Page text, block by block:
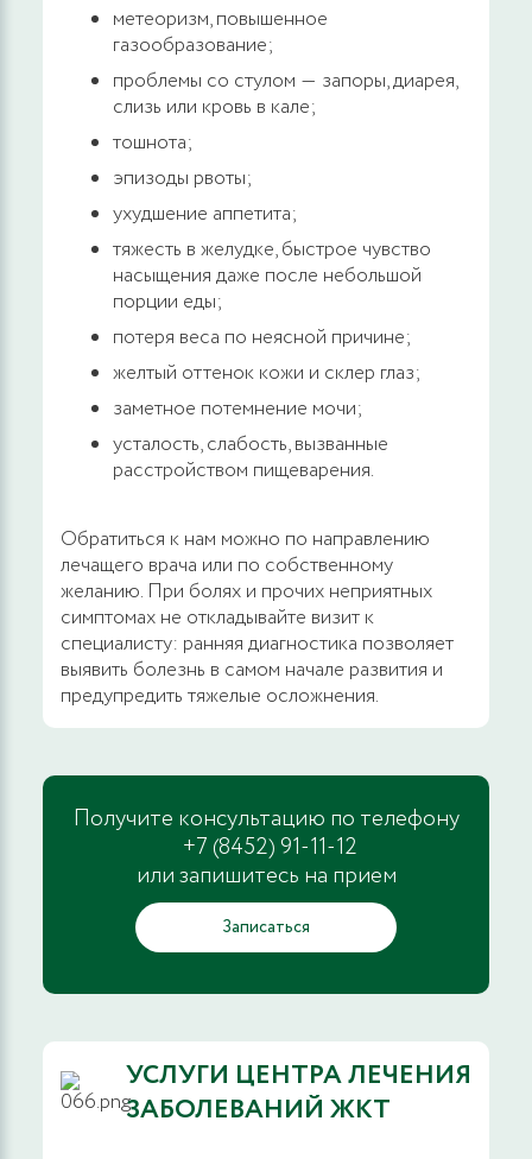
Аноскопия
1600 руб.
ЗАПИСАТЬСЯ
Ректоскопия
2300 руб.
Ректороманоскопия
2700 руб.
ЗАПИСАТЬСЯ
Плазмотерапия 1 процедура
6200 руб.
ЗАПИСАТЬСЯ
Биопсия прямой кишки с помощью
видеоэндоскопических технологий
4000 руб.
ЗАПИСАТЬСЯ
Биопсия ануса и перианальной области
Удаление копролита
1900 руб.
ЗАПИСАТЬСЯ
Удаление папиллом, кондилом
Удаление папиллом, кондилом
радиоволновым методом, более 3 элементов
метеоризм, повышенное
газообразование;
проблемы со стулом ― запоры, диарея,
слизь или кровь в кале;
тошнота;
эпизоды рвоты;
ухудшение аппетита;
тяжесть в желудке, быстрое чувство
насыщения даже после небольшой
порции еды;
потеря веса по неясной причине;
желтый оттенок кожи и склер глаз;
заметное потемнение мочи;
усталость, слабость, вызванные
расстройством пищеварения.
Обратиться к нам можно по направлению
лечащего врача или по собственному
желанию. При болях и прочих неприятных
симптомах не откладывайте визит к
специалисту: ранняя диагностика позволяет
выявить болезнь в самом начале развития и
предупредить тяжелые осложнения.
Получите консультацию по телефону
+7 (8452) 91-11-12
или запишитесь на прием
Записаться
УСЛУГИ ЦЕНТРА ЛЕЧЕНИЯ
ЗАБОЛЕВАНИЙ ЖКТ